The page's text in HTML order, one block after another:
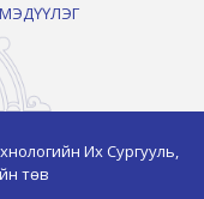
Их Сургууль,
төв